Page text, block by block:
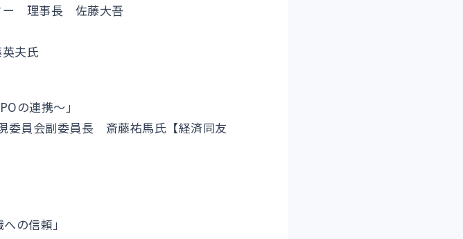
理事長 佐藤大吾
夫氏
の連携～」
員会副委員長 斎藤祐馬氏【経済同友
の信頼」